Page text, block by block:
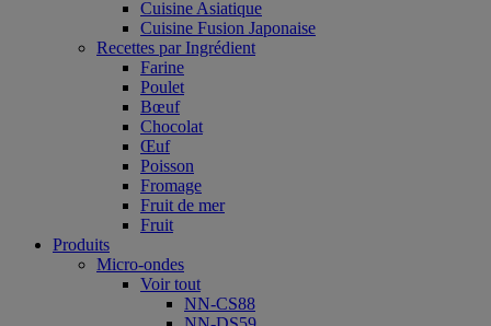
Cuisine Asiatique
Cuisine Fusion Japonaise
Recettes par Ingrédient
Farine
Poulet
Bœuf
Chocolat
Œuf
Poisson
Fromage
Fruit de mer
Fruit
Produits
Micro-ondes
Voir tout
NN-CS88